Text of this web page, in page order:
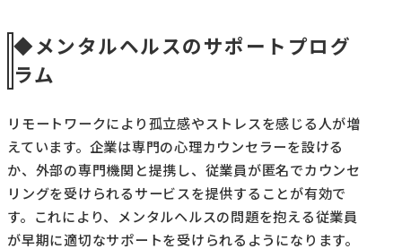
◆メンタルヘルスのサポートプログ
ラム
リモートワークにより孤立感やストレスを感じる人が増
えています。企業は専門の心理カウンセラーを設ける
か、外部の専門機関と提携し、従業員が匿名でカウンセ
リングを受けられるサービスを提供することが有効で
す。これにより、メンタルヘルスの問題を抱える従業員
が早期に適切なサポートを受けられるようになります。